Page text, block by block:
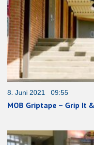
8. Juni 2021 09:55
MOB Griptape – Grip It